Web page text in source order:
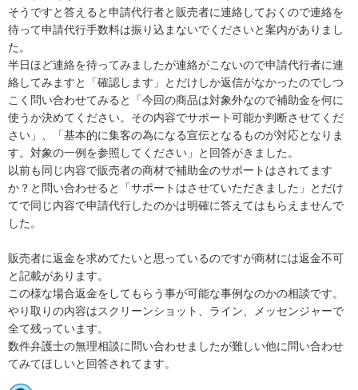
そうですと答えると申請代行者と販売者に連絡しておくので連絡を
待って申請代行手数料は振り込まないでくださいと案内がありまし
た。
半日ほど連絡を待ってみましたが連絡がこないので申請代行者に連
絡してみますと「確認します」とだけしか返信がなかったのでしつ
こく問い合わせてみると「今回の商品は対象外なので補助金を何に
使うか決めてください。その内容でサポート可能か判断させてくだ
さい」、「基本的に集客の為になる宣伝となるものが対応となりま
す。対象の一例を参照してください」と回答がきました。
以前も同じ内容で販売者の商材で補助金のサポートはされてます
か？と問い合わせると「サポートはさせていただきました」とだけ
てで同じ内容で申請代行したのかは明確に答えてはもらえませんで
した。
販売者に返金を求めてたいと思っているのですが商材には返金不可
と記載があります。
この様な場合返金をしてもらう事が可能な事例なのかの相談です。
やり取りの内容はスクリーンショット、ライン、メッセンジャーで
全て残っています。
数件弁護士の無理相談に問い合わせましたが難しい他に問い合わせ
てみてほしいと回答されてます。